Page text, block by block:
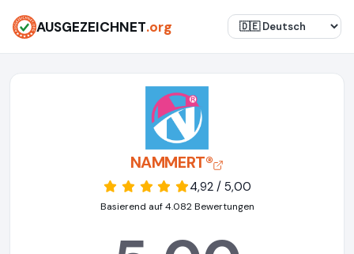
AUSGEZEICHNET.org
NAMMERT®
4,92 / 5,00
Basierend auf 4.082 Bewertungen